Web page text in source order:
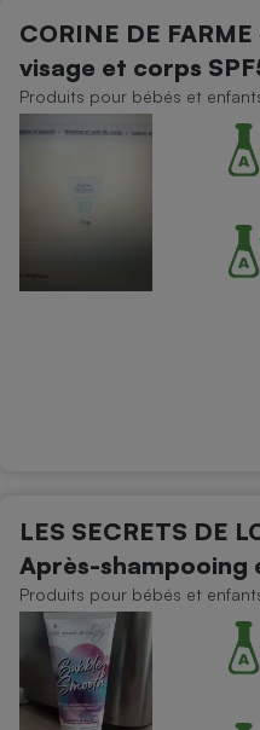
CORINE DE
visage et corps
Produits pour bébés et
LES SECRETS DE
Après-shampooing
Produits pour bébés et